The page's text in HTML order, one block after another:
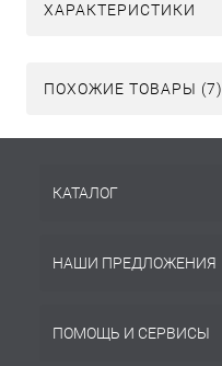
ХАРАКТЕРИСТИКИ
ПОХОЖИЕ ТОВАРЫ (7)
КАТАЛОГ
НАШИ ПРЕДЛОЖЕНИЯ
ПОМОЩЬ И СЕРВИСЫ